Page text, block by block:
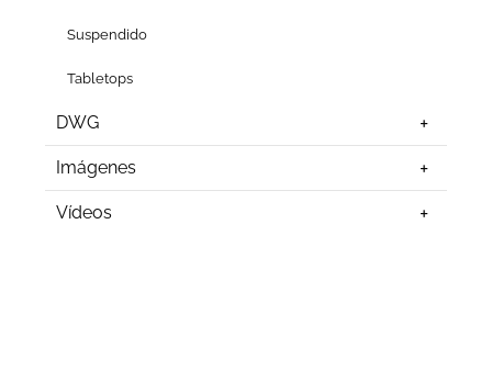
Suspendido
Tabletops
DWG
Imágenes
Vídeos